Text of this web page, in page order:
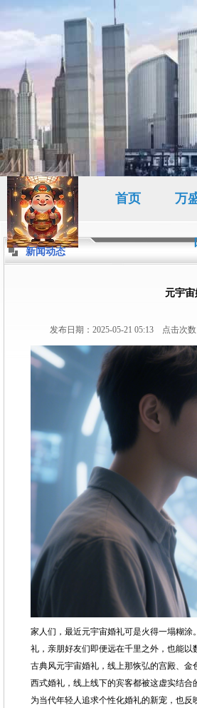
首页 万
新闻动态
元宇
发布日期：2025-05-21 05:13 点击次数
家人们，最近元宇宙婚礼可是火得一塌糊
礼，亲朋好友们即便远在千里之外，也能
古典风元宇宙婚礼，线上那恢弘的宫殿、
西式婚礼，线上线下的宾客都被这虚实结
为当代年轻人追求个性化婚礼的新宠，也